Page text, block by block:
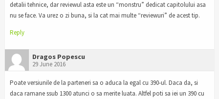
detalii tehnice, dar reviewul asta este un “monstru” dedicat capitolului asa
nu se face. Va urez o zi buna, si la cat mai multe “reviewuri” de acest tip.
Reply
Dragos Popescu
29 June 2016
Poate versiunile de la parteneri sa o aduca la egal cu 390-ul. Daca da, si
daca ramane ssub 1300 atunci o sa merite luata. Altfel poti sa iei un 390 cu